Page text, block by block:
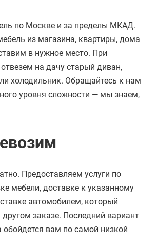
по Москве и за пределы МКАД.
из магазина, квартиры, дома
в нужное место. При
на дачу старый диван,
холодильник. Обращайтесь к нам
уровня сложности — мы знаем,
Предоставляем услуги по
мебели, доставке к указанному
автомобилем, который
заказе. Последний вариант
обойдется вам по самой низкой